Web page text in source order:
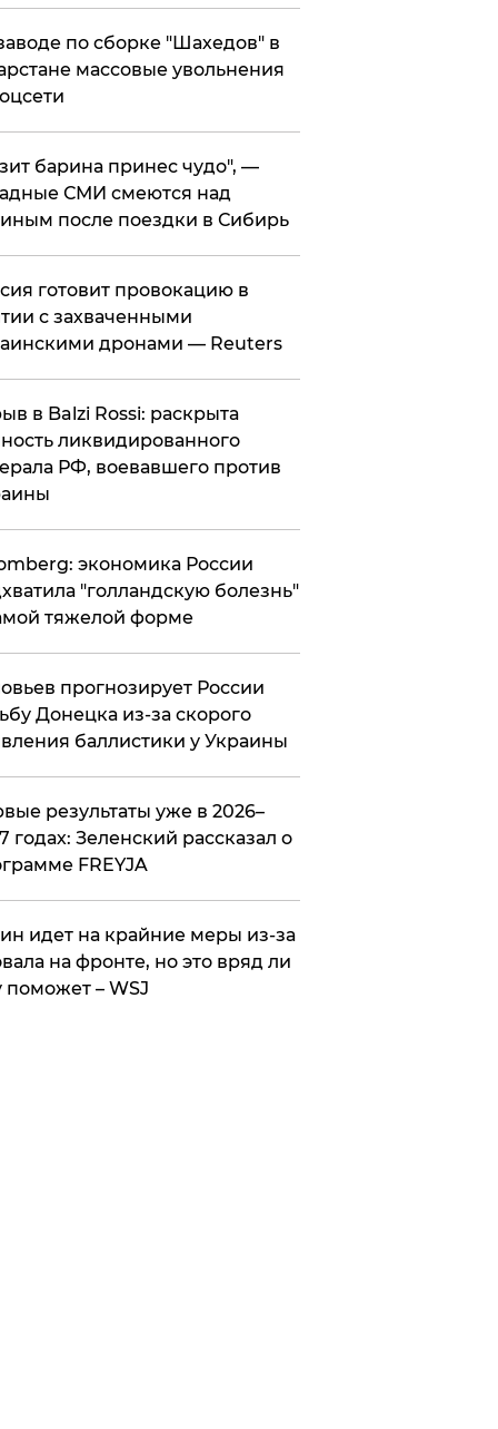
по сборке "Шахедов" в
массовые увольнения
барина принес чудо", —
СМИ смеются над
после поездки в Сибирь
готовит провокацию в
с захваченными
дронами — Reuters
в Balzi Rossi: раскрыта
ликвидированного
РФ, воевавшего против
экономика России
"голландскую болезнь"
тяжелой форме
прогнозирует России
Донецка из-за скорого
баллистики у Украины
результаты уже в 2026–
годах: Зеленский рассказал о
FREYJA
идет на крайние меры из-за
на фронте, но это вряд ли
поможет – WSJ